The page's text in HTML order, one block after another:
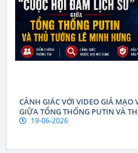
CẢNH GIÁC VỚI VIDEO GIẢ
GIỮA TỔNG THỐNG PUTIN VÀ
19-06-2026